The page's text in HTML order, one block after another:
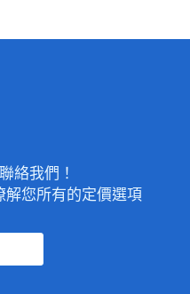
絡我們！
您所有的定價選項